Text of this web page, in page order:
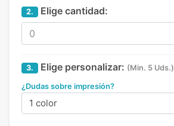
2. Elige cantidad:
3. Elige personalizar: (Min. 5 Uds.)
¿Dudas sobre impresión?
1 color